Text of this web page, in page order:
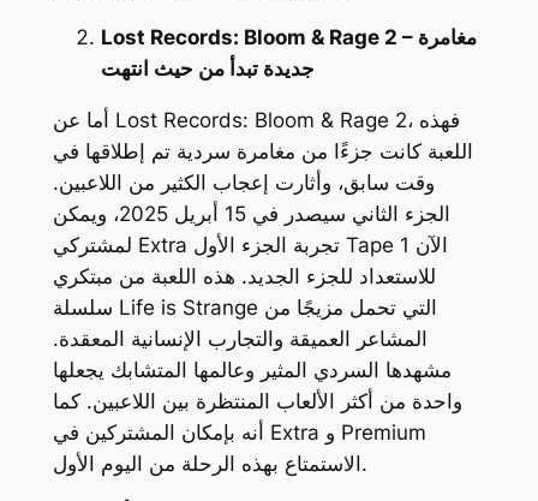
Lost Records: Bloom & Rage 2 – مغامرة
جديدة تبدأ من حيث انتهت
Lost Records: Bloom & Rage 2، فهذه
اللعبة كانت جزءًا من مغامرة سردية تم إطلاقها في
وقت سابق، وأثارت إعجاب الكثير من اللاعبين.
الجزء الثاني سيصدر في 15 أبريل 2025، ويمكن
Extra تجربة الجزء الأول Tape 1
للاستعداد للجزء الجديد. هذه اللعبة من مبتكري
Life is Strange
المشاعر العميقة والتجارب الإنسانية المعقدة.
مشهدها السردي المثير وعالمها المتشابك يجعلها
واحدة من أكثر الألعاب المنتظرة بين اللاعبين. كما
Extra
Premium
الاستمتاع بهذه الرحلة من اليوم الأول.